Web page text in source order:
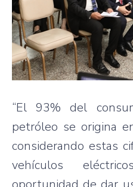
“El 93% del
petróleo se origina
considerando estas
vehículos